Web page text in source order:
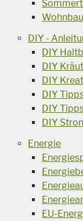
DIY -
DIY
DIY
DIY
DIY
DIY
DIY
Energie
EU-